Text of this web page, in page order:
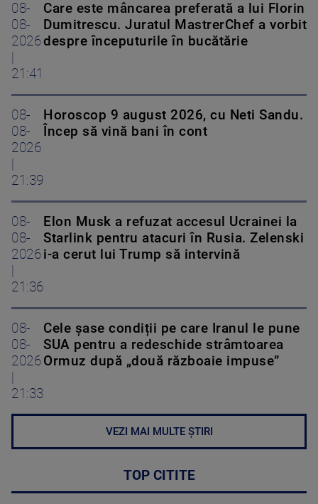
08-
08-
2026
21:41
Care este mâncarea preferată a lui Florin
Dumitrescu. Juratul MastrerChef a vorbit
despre începuturile în bucătărie
08-
08-
2026
21:39
Horoscop 9 august 2026, cu Neti Sandu.
Încep să vină bani în cont
08-
08-
2026
21:36
Elon Musk a refuzat accesul Ucrainei la
Starlink pentru atacuri în Rusia. Zelenski
i-a cerut lui Trump să intervină
08-
08-
2026
21:33
Cele șase condiții pe care Iranul le pune
SUA pentru a redeschide strâmtoarea
Ormuz după „două războaie impuse”
VEZI MAI MULTE ȘTIRI
TOP CITITE